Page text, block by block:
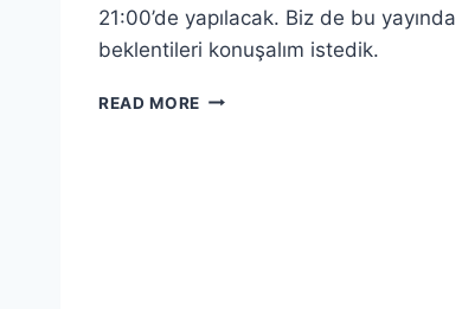
21:00’de yapılacak. Biz de bu yayında
beklentileri konuşalım istedik.
READ MORE APPLE